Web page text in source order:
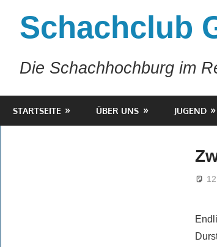
springenSchachclub
Die Schachhochburg im
STARTSEITE ÜBER UNS JUGEND